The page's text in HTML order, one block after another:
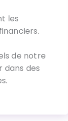
toute chose
dans votre